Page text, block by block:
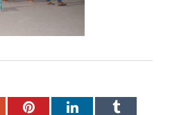
PinterestLinkedInTumblr